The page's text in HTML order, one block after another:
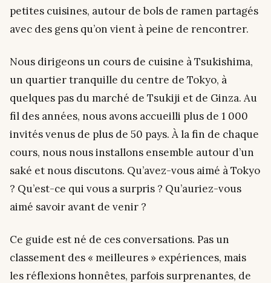
petites cuisines, autour de bols de ramen partagés
avec des gens qu’on vient à peine de rencontrer.
Nous dirigeons un cours de cuisine à Tsukishima,
un quartier tranquille du centre de Tokyo, à
quelques pas du marché de Tsukiji et de Ginza. Au
fil des années, nous avons accueilli plus de 1 000
invités venus de plus de 50 pays. À la fin de chaque
cours, nous nous installons ensemble autour d’un
saké et nous discutons. Qu’avez-vous aimé à Tokyo
? Qu’est-ce qui vous a surpris ? Qu’auriez-vous
aimé savoir avant de venir ?
Ce guide est né de ces conversations. Pas un
classement des « meilleures » expériences, mais
les réflexions honnêtes, parfois surprenantes, de